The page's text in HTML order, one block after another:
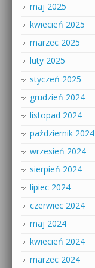
maj 2025
kwiecień 2025
marzec 2025
luty 2025
styczeń 2025
grudzień 2024
listopad 2024
październik 2024
wrzesień 2024
sierpień 2024
lipiec 2024
czerwiec 2024
maj 2024
kwiecień 2024
marzec 2024